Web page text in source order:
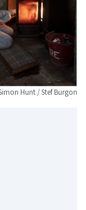
Hunt / Stef Burgon